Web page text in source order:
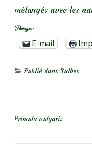
mélangés avec les
Partager :
E-mail
Publié dansBulbes
Primula vulgaris